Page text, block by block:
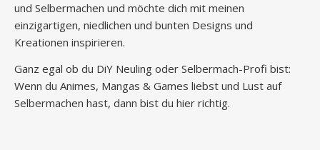
und Selbermachen und möchte dich mit meinen
einzigartigen, niedlichen und bunten Designs und
Kreationen inspirieren.
Ganz egal ob du DiY Neuling oder Selbermach-Profi bist:
Wenn du Animes, Mangas & Games liebst und Lust auf
Selbermachen hast, dann bist du hier richtig.